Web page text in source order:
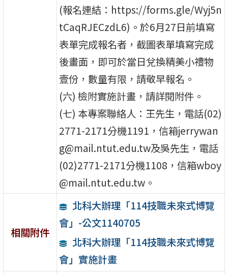
(報名連結：https://forms.gle/Wyj5n
tCaqRJECzdL6)。於6月27日前填寫
表單完成報名者，截圖表單填寫完成
後畫面，即可於當日兌換精美小禮物
壹份，數量有限，請敬早報名。
(六) 檢附實施計畫，請詳閱附件。
(七) 本專案聯絡人：王先生，電話(02)
2771-2171分機1191，信箱jerrywan
g@mail.ntut.edu.tw及吳先生，電話
(02)2771-2171分機1108，信箱wboy
@mail.ntut.edu.tw。
相關附件
北科大辦理「114技職未來式博覽
會」-公文1140705
北科大辦理「114技職未來式博覽
會」實施計畫